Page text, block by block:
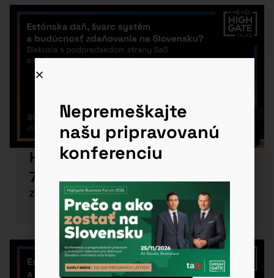
Highgate Business Brunch 29.
7. 2026 | Lab28
Zobraziť viac
Nepremeškajte
našu pripravovanú
konferenciu